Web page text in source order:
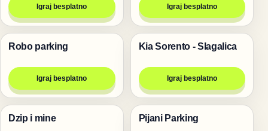
Igraj besplatno Igraj besplatno
Trke
Robo parking
Igraj besplatno
Igre
Kia Sorento - Slagalica
Igraj besplatno
Trke
Dzip i mine Trke
Pijani Parking